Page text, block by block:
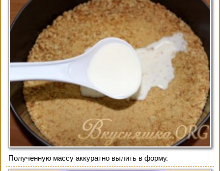
Полученную массу аккуратно вылить в форму.